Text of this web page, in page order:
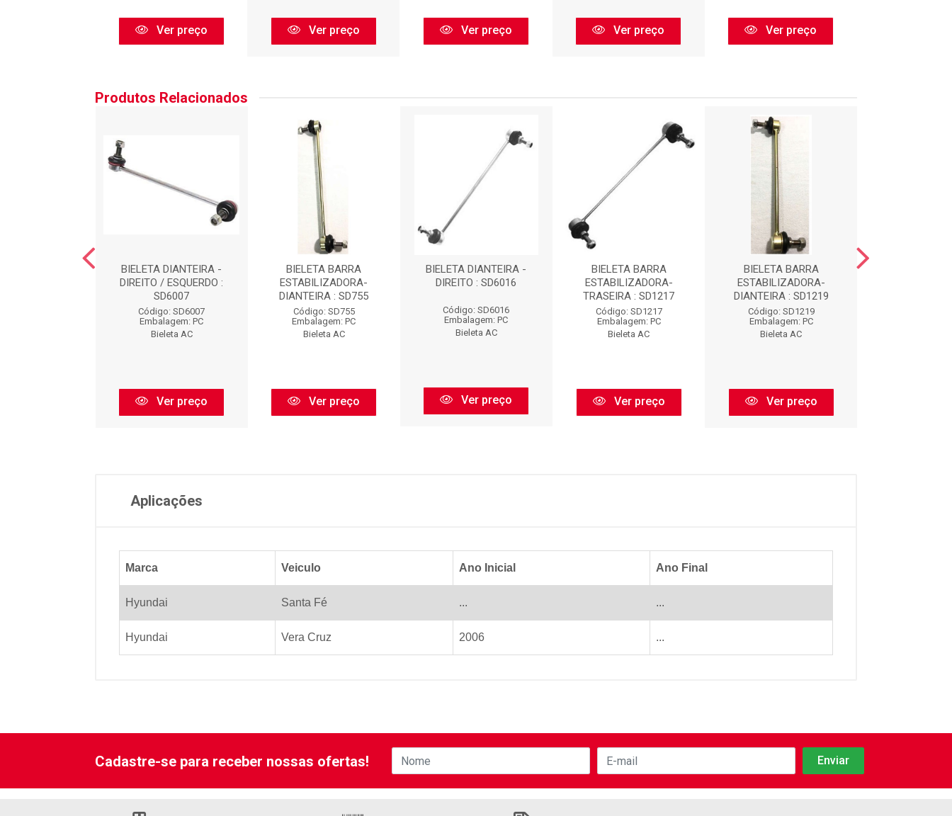
Ver preço Ver preço Ver preço Ver preço Ver preço
Produtos Relacionados
BIELETA DIANTEIRA -
DIREITO / ESQUERDO :
SD6007
Código: SD6007
Embalagem: PC
Bieleta AC
Ver preço
BIELETA BARRA
ESTABILIZADORA-
DIANTEIRA : SD755
Código: SD755
Embalagem: PC
Bieleta AC
Ver preço
BIELETA DIANTEIRA -
DIREITO : SD6016
Código: SD6016
Embalagem: PC
Bieleta AC
Ver preço
BIELETA BARRA
ESTABILIZADORA-
TRASEIRA : SD1217
Código: SD1217
Embalagem: PC
Bieleta AC
Ver preço
BIELETA BARRA
ESTABILIZADORA-
DIANTEIRA : SD1219
Código: SD1219
Embalagem: PC
Bieleta AC
Ver preço
Aplicações
Marca Veiculo Ano Inicial Ano Final
Hyundai Santa Fé ... ...
Hyundai Vera Cruz 2006 ...
Cadastre-se para receber nossas ofertas!